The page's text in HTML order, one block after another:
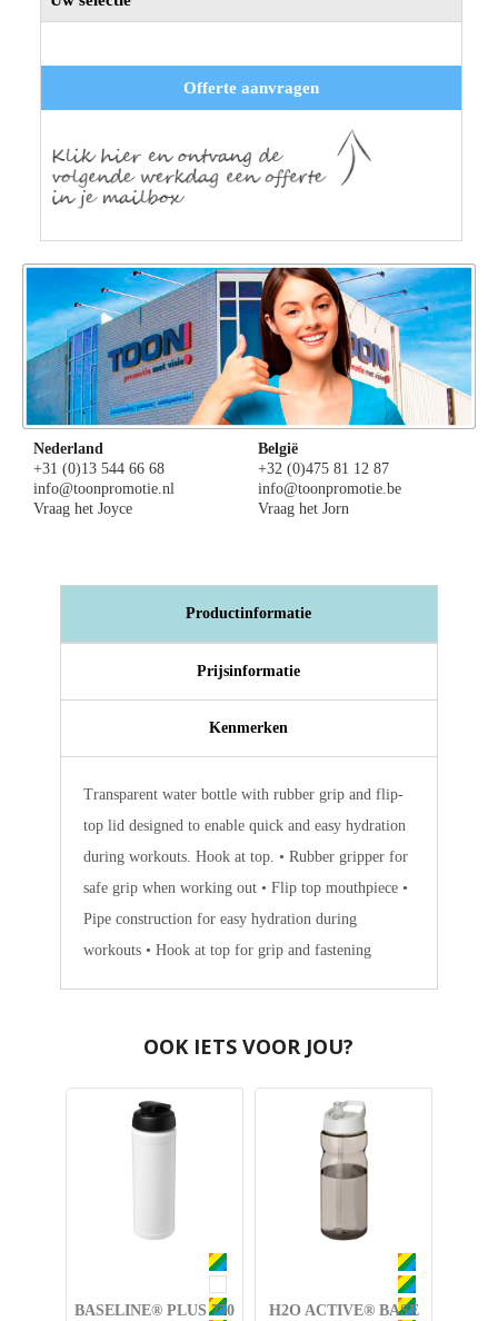
Offerte aanvragen
Nederland
+31 (0)13 544 66 68
info@toonpromotie.nl
Vraag het Joyce
België
+32 (0)475 81 12 87
info@toonpromotie.be
Vraag het Jorn
Productinformatie
Prijsinformatie
Kenmerken
Transparent water bottle with rubber grip and flip-
top lid designed to enable quick and easy hydration
during workouts. Hook at top. • Rubber gripper for
safe grip when working out • Flip top mouthpiece •
Pipe construction for easy hydration during
workouts • Hook at top for grip and fastening
OOK IETS VOOR JOU?
BASELINE® PLUS 750
H2O ACTIVE® BASE